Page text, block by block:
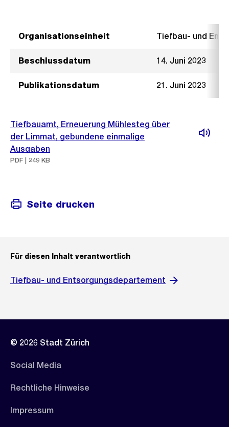
Organisationseinheit Tiefbau- und
Beschlussdatum 14. Juni 2023
Publikationsdatum 21. Juni 2023
Tiefbauamt, Erneuerung Mühlesteg über
der Limmat, gebundene einmalige
Ausgaben
PDF | 249 KB
Seite drucken
Für diesen Inhalt verantwortlich
Tiefbau- und Entsorgungsdepartement
© 2026 Stadt Zürich
Social Media
Rechtliche Hinweise
Impressum